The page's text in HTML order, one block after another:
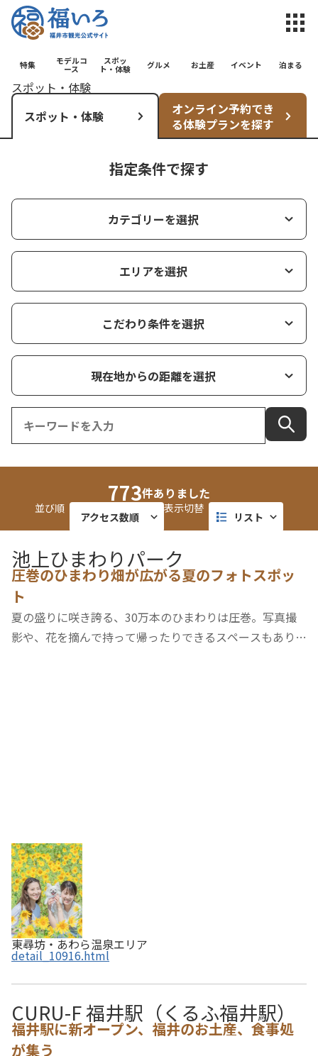
福井市観光
特集
モデルコ
ース
スポッ
ト・体験
グルメ お土産 イベント 泊まる
スポット・体験
スポット・体験
オンライン予約でき
る体験プランを探す
指定条件で探す
カテゴリーを選択
エリアを選択
こだわり条件を選択
現在地からの距離を選択
773件ありました
並び順
アクセス数順
更新順
表示切替
リスト
マップ
池上ひまわりパーク
圧巻のひまわり畑が広がる夏のフォトスポッ
ト
夏の盛りに咲き誇る、30万本のひまわりは圧巻。写真撮
影や、花を摘んで持って帰ったりできるスペースもあり、
東尋坊・あわら温泉エリア
detail_10916.html
CURU-F 福井駅（くるふ福井駅）
福井駅に新オープン、福井のお土産、食事処
が集う